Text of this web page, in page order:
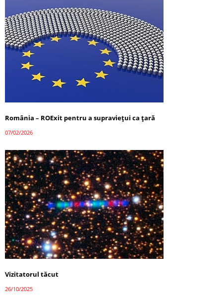
România – ROExit pentru a supraviețui ca țară
07/02/2026
Vizitatorul tăcut
26/10/2025